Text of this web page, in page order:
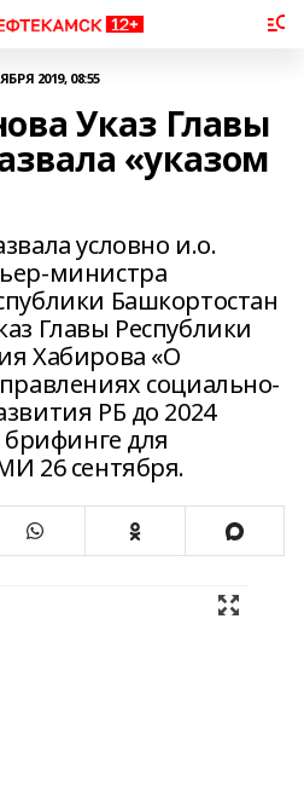
2019, 08:55
Указ Главы
«указом
условно и.о.
министра
Башкортостан
Главы Республики
Хабирова «О
социально-
РБ до 2024
брифинге для
26 сентября.